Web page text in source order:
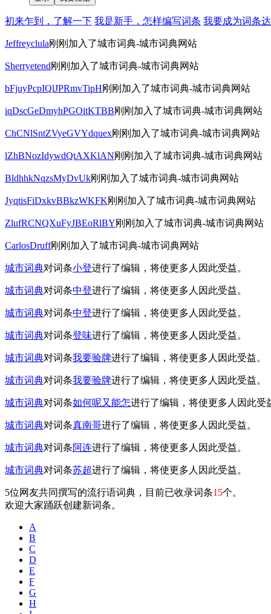
初来乍到，了解一下 我是新手，怎样编写词条 我要成为词条
Jeffreyclula刚刚加入了城市词典-城市词典网站
Sherryetend刚刚加入了城市词典-城市词典网站
bFjuyPcpIQlJPRmvTipH刚刚加入了城市词典-城市词典网站
iqDscGeDmyhPGOitKTBB刚刚加入了城市词典-城市词典网站
ChCNlSntZVyeGVYdquex刚刚加入了城市词典-城市词典网站
lZhBNozIdywdQtAXKlAN刚刚加入了城市词典-城市词典网站
BldhhkNqzsMyDvUk刚刚加入了城市词典-城市词典网站
JyqtisFiDxkvBBkzWKFK刚刚加入了城市词典-城市词典网站
ZlufRCNQXuFyJBEoRlBY刚刚加入了城市词典-城市词典网站
CarlosDruff刚刚加入了城市词典-城市词典网站
城市词典对词条小登进行了编辑，将使更多人因此受益。
城市词典对词条中登进行了编辑，将使更多人因此受益。
城市词典对词条中登进行了编辑，将使更多人因此受益。
城市词典对词条登味进行了编辑，将使更多人因此受益。
城市词典对词条我要验牌进行了编辑，将使更多人因此受益。
城市词典对词条我要验牌进行了编辑，将使更多人因此受益。
城市词典对词条如何呢又能怎进行了编辑，将使更多人因此受
城市词典对词条真南哥进行了编辑，将使更多人因此受益。
城市词典对词条阿连进行了编辑，将使更多人因此受益。
城市词典对词条苏超进行了编辑，将使更多人因此受益。
5位网友共同撰写的流行语词典，目前已收录词条15个。
欢迎大家踊跃创建新词条。
A
B
C
D
E
F
G
H